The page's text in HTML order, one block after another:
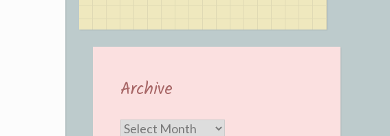
Archive
Archive